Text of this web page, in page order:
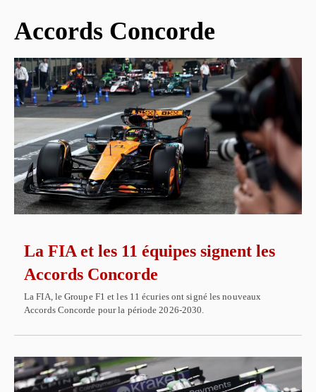
Accords Concorde
La FIA et les 11 équipes signent les
Accords Concorde
La FIA, le Groupe F1 et les 11 écuries ont signé les nouveaux
Accords Concorde pour la période 2026-2030.